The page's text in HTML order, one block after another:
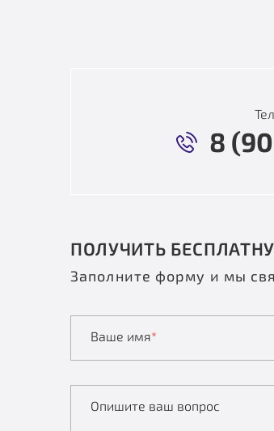
8
ПОЛУЧИТЬ
Заполните форму и мы
Ваше имя*
Опишите ваш вопрос